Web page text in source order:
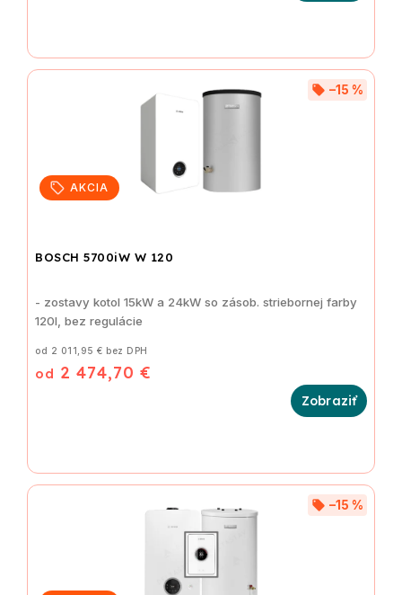
AKCIA
BOSCH 5700iW W 120
–15 %
od 2 011,95 € bez DPH
od 2 474,70 €
- zostavy kotol 15kW a 24kW so zásob. striebornej farby
120l, bez regulácie
–15 %